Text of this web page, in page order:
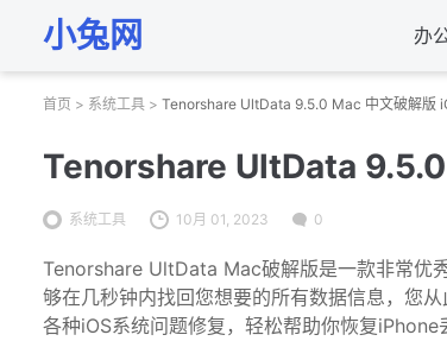
小兔网 办
首页 > 系统工具 > Tenorshare UltData 9.5.0 Mac 中文破解版
Tenorshare UltData
系统工具 10月 01, 2023 0
Tenorshare UltData Mac破解版是一款非常优
够在几秒钟内找回您想要的所有数据信息，您
各种iOS系统问题修复，轻松帮助你恢复